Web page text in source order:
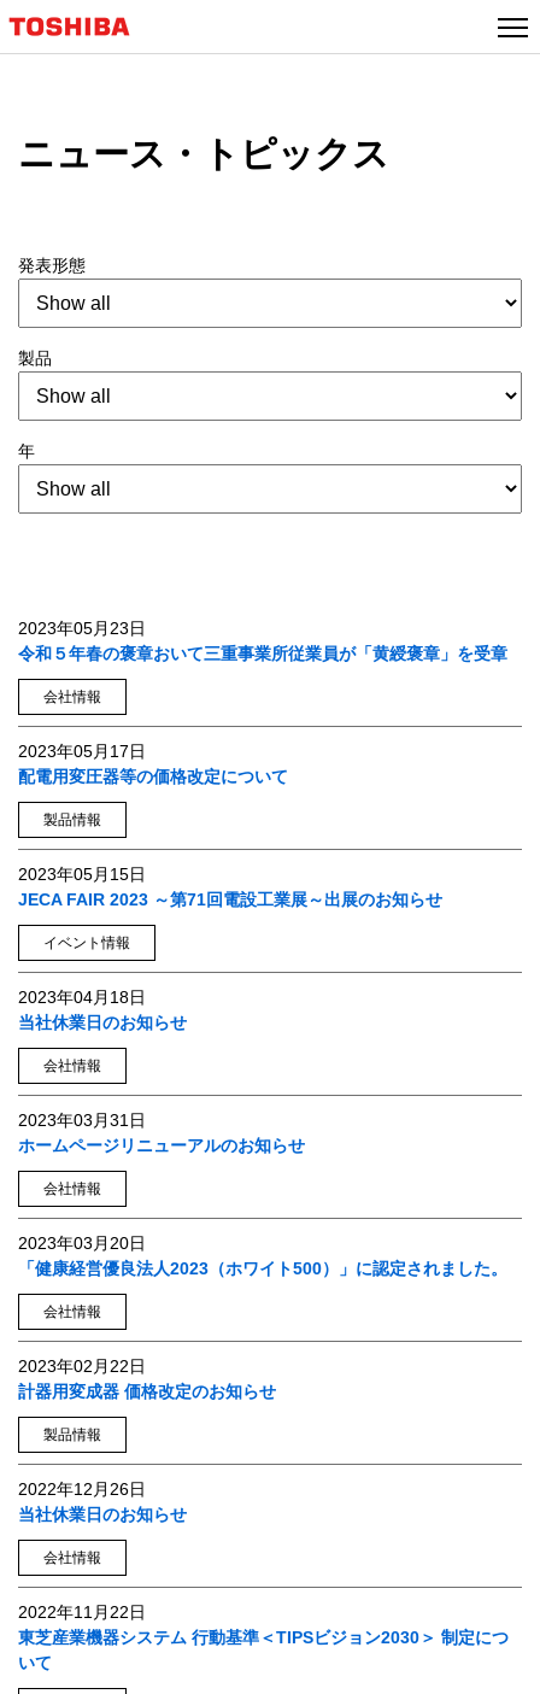
ニュース・トピックス
発表形態
製品
年
2023年05月23日
令和５年春の褒章おいて三重事業所従業員が「黄綬褒章」を受章
会社情報
2023年05月17日
配電用変圧器等の価格改定について
製品情報
2023年05月15日
JECA FAIR 2023 ～第71回電設工業展～出展のお知らせ
イベント情報
2023年04月18日
当社休業日のお知らせ
会社情報
2023年03月31日
ホームページリニューアルのお知らせ
会社情報
2023年03月20日
「健康経営優良法人2023（ホワイト500）」に認定されました。
会社情報
2023年02月22日
計器用変成器 価格改定のお知らせ
製品情報
2022年12月26日
当社休業日のお知らせ
会社情報
2022年11月22日
東芝産業機器システム 行動基準＜TIPSビジョン2030＞ 制定につ
いて